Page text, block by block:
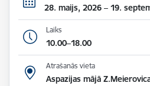
28. maijs, 2026 – 19.
Laiks
10.00–18.00
Atrašanās vieta
Aspazijas mājā